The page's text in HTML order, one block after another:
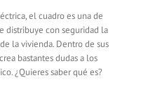
el cuadro es una de
distribuye con seguridad la
la vivienda. Dentro de sus
bastantes dudas a los
¿Quieres saber qué es?